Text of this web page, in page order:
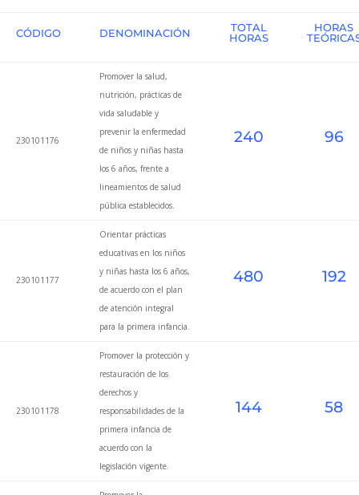
CÓDIGO DENOMINACIÓN
TOTAL
HORAS
HORAS
230101176
Promover la salud,
nutrición, prácticas de
vida saludable y
prevenir la enfermedad
de niños y niñas hasta
los 6 años, frente a
lineamientos de salud
pública establecidos.
240 96
230101177
Orientar prácticas
educativas en los niños
y niñas hasta los 6 años,
de acuerdo con el plan
de atención integral
para la primera infancia.
480 192
230101178
Promover la protección y
restauración de los
derechos y
responsabilidades de la
primera infancia de
acuerdo con la
legislación vigente.
144 58